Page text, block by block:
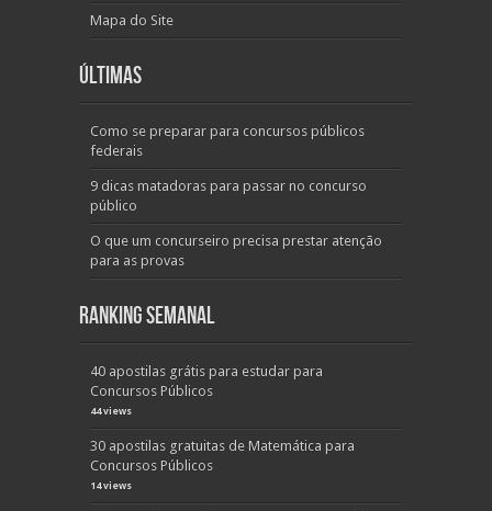
Mapa do Site
Últimas
Como se preparar para concursos públicos
federais
9 dicas matadoras para passar no concurso
público
O que um concurseiro precisa prestar atenção
para as provas
Ranking Semanal
40 apostilas grátis para estudar para
Concursos Públicos
44 views
30 apostilas gratuitas de Matemática para
Concursos Públicos
14 views